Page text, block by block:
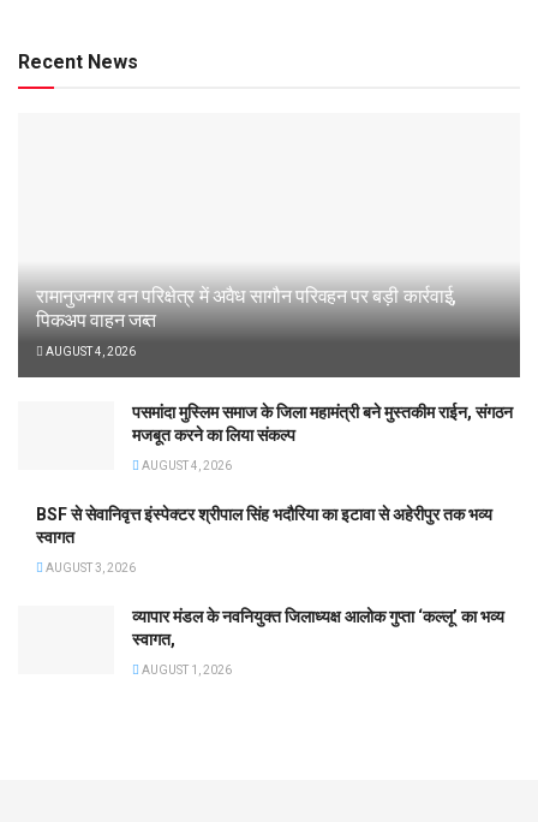
Recent News
रामानुजनगर वन परिक्षेत्र में अवैध सागौन परिवहन पर बड़ी कार्रवाई,
पिकअप वाहन जब्त
AUGUST 4, 2026
पसमांदा मुस्लिम समाज के जिला महामंत्री बने मुस्तकीम राईन, संगठन
मजबूत करने का लिया संकल्प
AUGUST 4, 2026
BSF से सेवानिवृत्त इंस्पेक्टर श्रीपाल सिंह भदौरिया का इटावा से अहेरीपुर तक भव्य
स्वागत
AUGUST 3, 2026
व्यापार मंडल के नवनियुक्त जिलाध्यक्ष आलोक गुप्ता ‘कल्लू’ का भव्य
स्वागत,
AUGUST 1, 2026